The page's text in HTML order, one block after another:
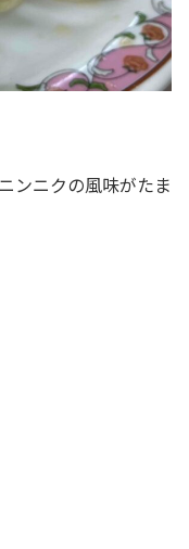
ンニクの風味がたま